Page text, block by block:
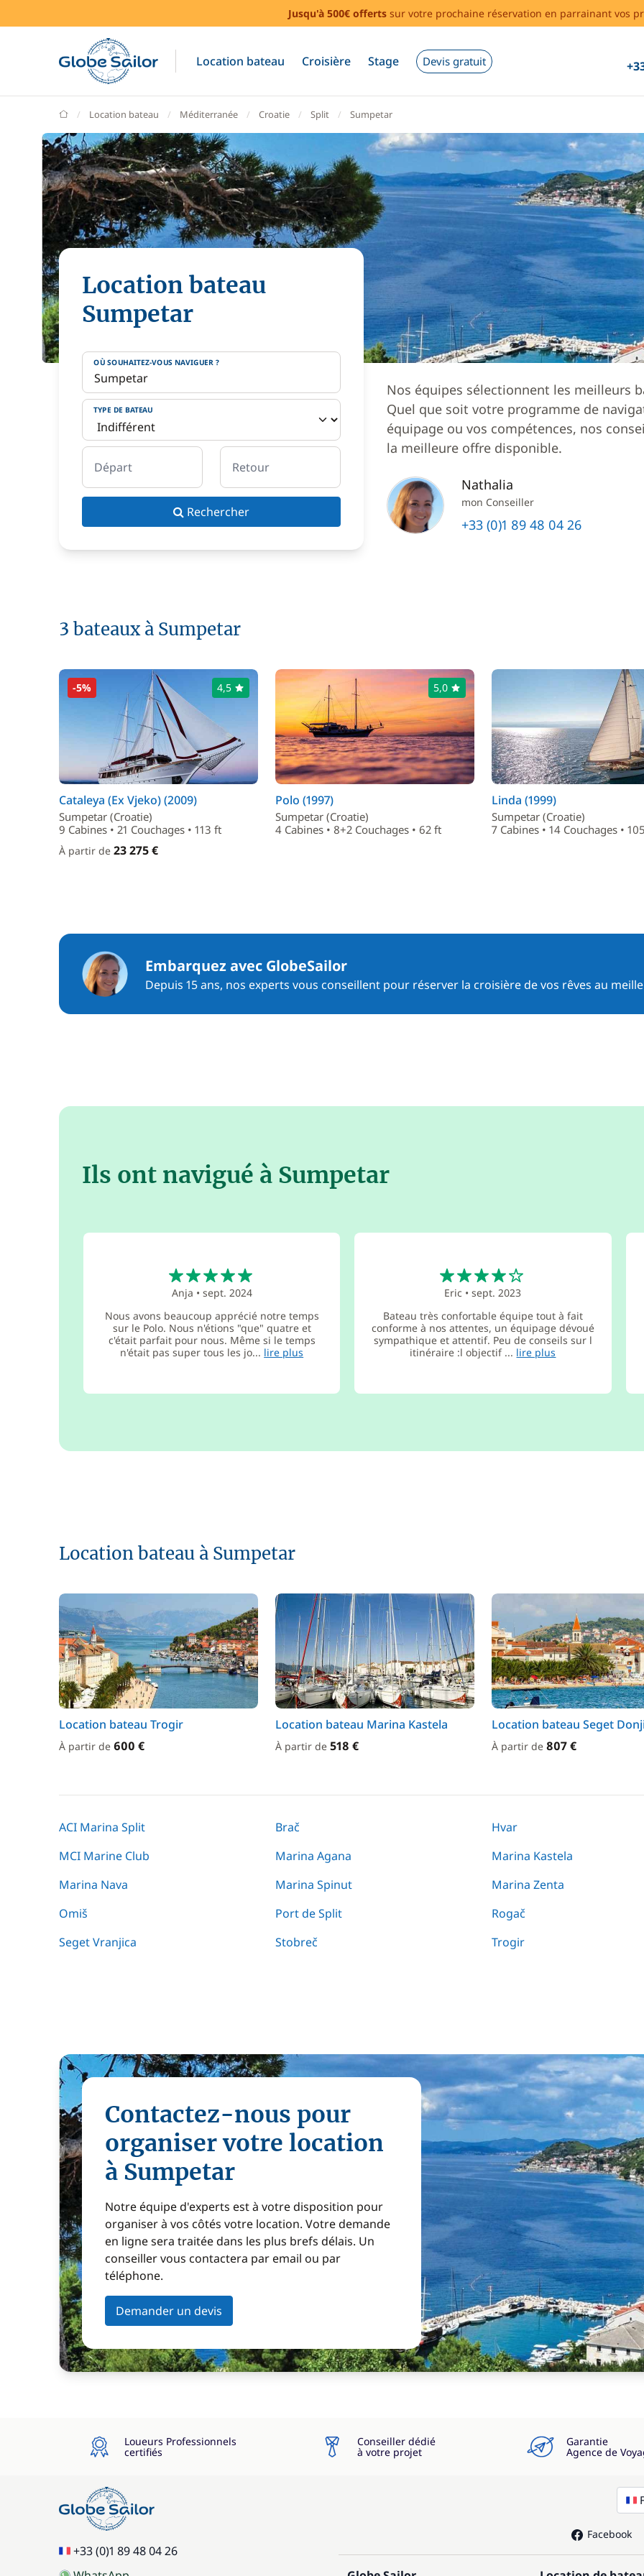
Jusqu'à 500€ offerts sur votre prochaine réservation en parrainant vos
Location bateau Croisière Stage Devis gratuit
GlobeSailor
Location bateau Méditerranée Croatie Split Sumpetar
Location bateau
Sumpetar
OÙ SOUHAITEZ-VOUS NAVIGUER ?
TYPE DE BATEAU
Départ Retour
Rechercher
Nos équipes sélectionnent les meilleurs
Quel que soit votre programme de
équipage ou vos compétences, nos
la meilleure offre disponible.
Nathalia
mon Conseiller
+33 (0)1 89 48 04 26
3 bateaux à Sumpetar
-5% 4,5
Cataleya (Ex Vjeko) (2009)
Sumpetar (Croatie)
9 Cabines • 21 Couchages • 113 ft
À partir de 23 275 €
5,0
Polo (1997)
Sumpetar (Croatie)
4 Cabines • 8+2 Couchages • 62 ft
Linda (1999)
Sumpetar (Croatie)
7 Cabines • 14 Couchages •
Embarquez avec GlobeSailor
Depuis 15 ans, nos experts vous conseillent pour réserver la croisière de vos rêves au
Ils ont navigué à Sumpetar
Anja • sept. 2024
Nous avons beaucoup apprécié notre temps
sur le Polo. Nous n'étions "que" quatre et
c'était parfait pour nous. Même si le temps
n'était pas super tous les jo... lire plus
Eric •sept. 2023
Bateau très confortable équipe tout à fait
conforme à nos attentes, un équipage dévoué
sympathique et attentif. Peu de conseils sur l
itinéraire :l objectif ... lire plus
Location bateau à Sumpetar
Location bateau Trogir
À partir de 600 €
Location bateau Marina Kastela
À partir de 518 €
Location bateau Seget
À partir de 807 €
ACI Marina Split Brač
Hvar
MCI Marine Club
Marina Agana
Marina Kastela
Marina Nava
Marina Spinut
Marina Zenta
Omiš
Port de Split
Rogač
Seget Vranjica
Stobreč Trogir
Contactez-nous pour
organiser votre location
à Sumpetar
Notre équipe d'experts est à votre disposition pour
organiser à vos côtés votre location. Votre demande
en ligne sera traitée dans les plus brefs délais. Un
conseiller vous contactera par email ou par
téléphone.
Demander un devis
Loueurs Professionnels
certifiés
Conseiller dédié
à votre projet
Garantie
Agence de
+33 (0)1 89 48 04 26
Facebook